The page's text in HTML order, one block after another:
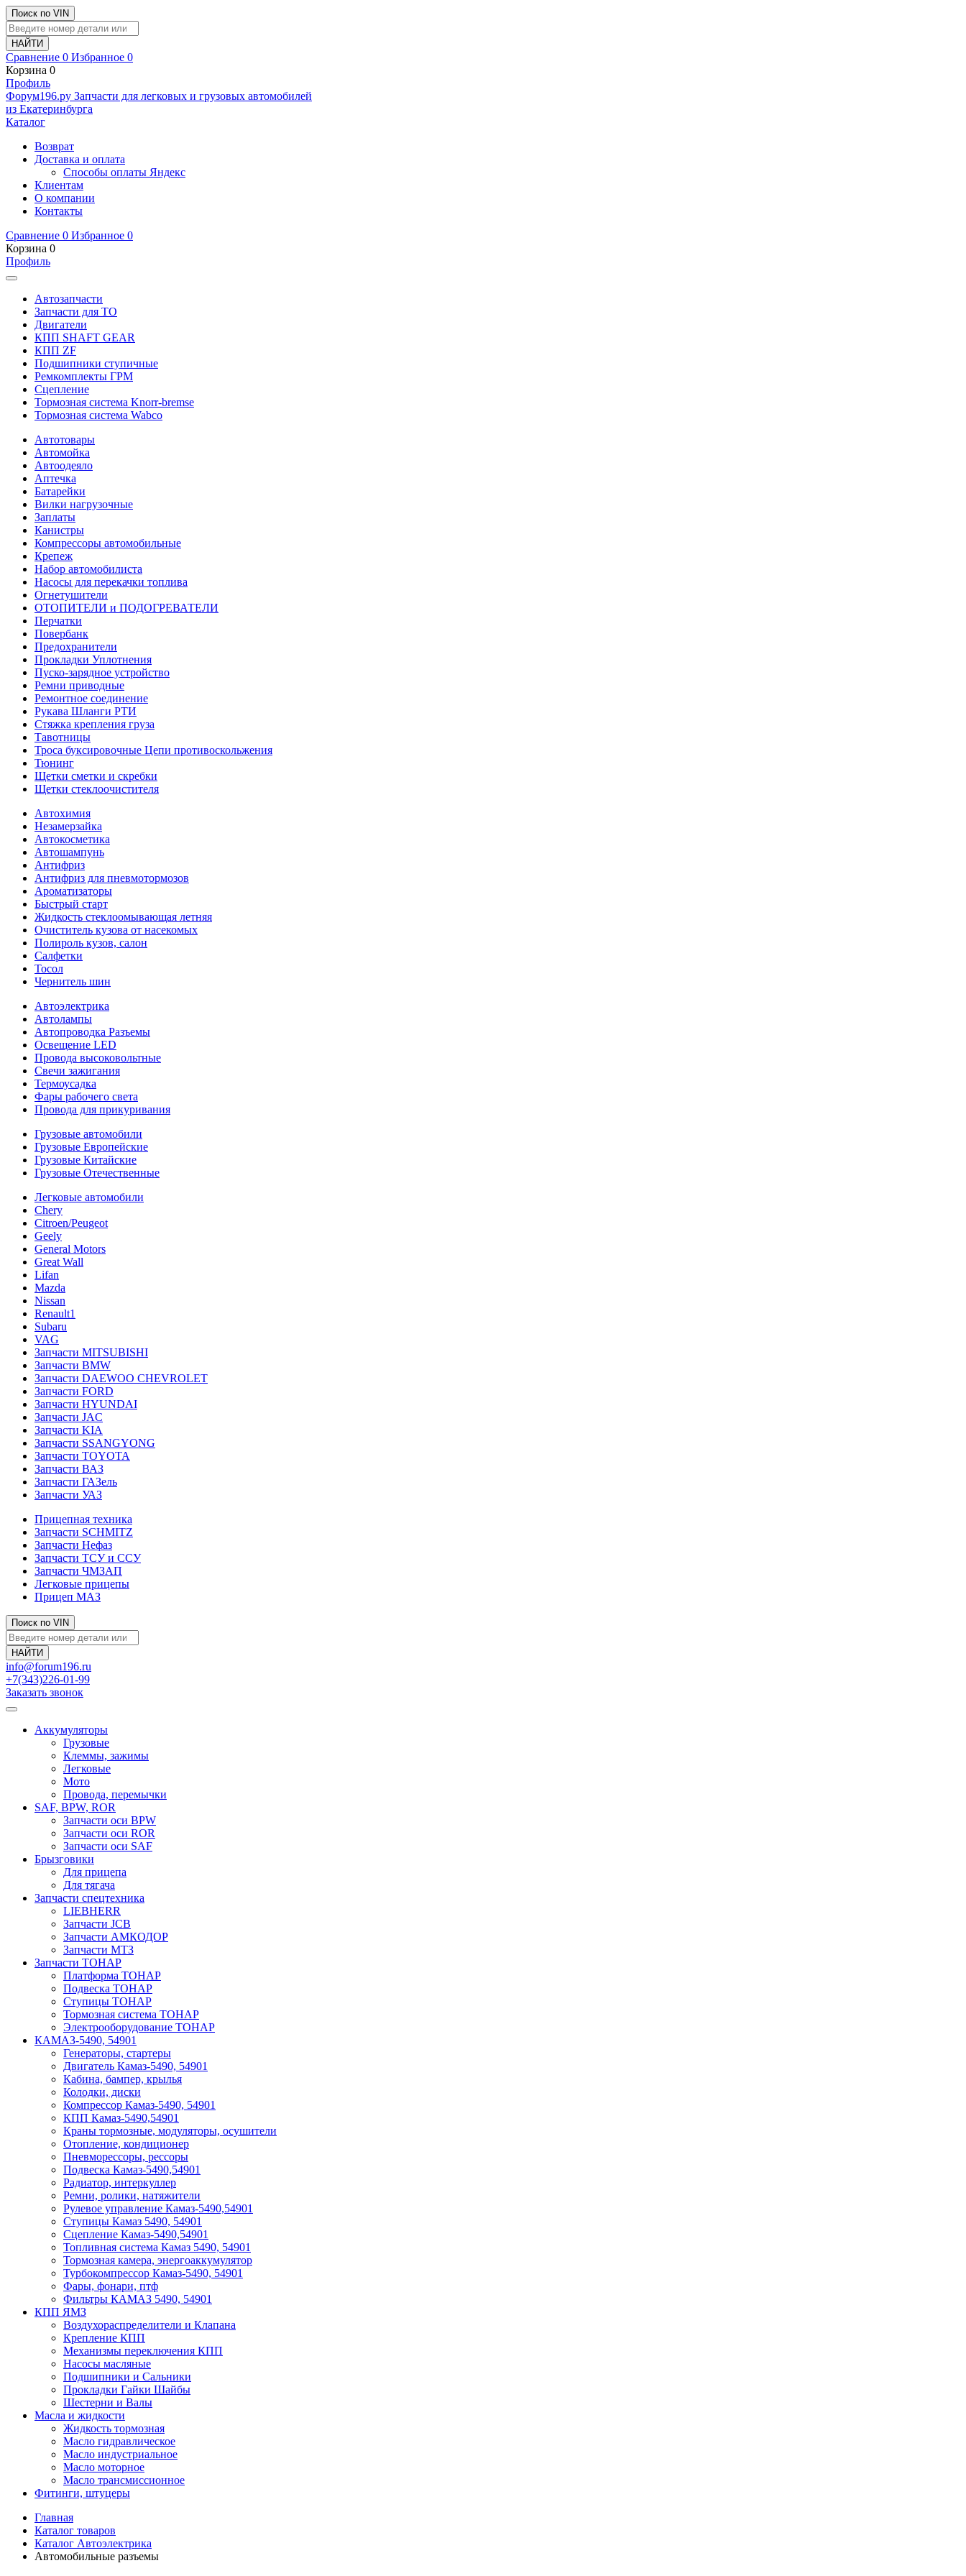
Поиск по VIN
Сравнение 0 Избранное 0
Корзина 0
Профиль
Фoрум196.ру Запчасти для легковых и грузовых автомобилей
из Екатеринбурга
Каталог
Возврат
Доставка и оплата
Способы оплаты Яндекс
Клиентам
О компании
Контакты
Сравнение 0 Избранное 0
Корзина 0
Профиль
Автозапчасти
Запчасти для ТО
Двигатели
КПП SHAFT GEAR
КПП ZF
Подшипники ступичные
Ремкомплекты ГРМ
Сцепление
Тормозная система Knorr-bremse
Тормозная система Wabco
Автотовары
Автомойка
Автоодеяло
Аптечка
Батарейки
Вилки нагрузочные
Заплаты
Канистры
Компрессоры автомобильные
Крепеж
Набор автомобилиста
Насосы для перекачки топлива
Огнетушители
ОТОПИТЕЛИ и ПОДОГРЕВАТЕЛИ
Перчатки
Повербанк
Предохранители
Прокладки Уплотнения
Пуско-зарядное устройство
Ремни приводные
Ремонтное соединение
Рукава Шланги РТИ
Стяжка крепления груза
Тавотницы
Троса буксировочные Цепи противоскольжения
Тюнинг
Щетки сметки и скребки
Щетки стеклоочистителя
Автохимия
Незамерзайка
Автокосметика
Автошампунь
Антифриз
Антифриз для пневмотормозов
Ароматизаторы
Быстрый старт
Жидкость стеклоомывающая летняя
Очиститель кузова от насекомых
Полироль кузов, салон
Салфетки
Тосол
Чернитель шин
Автоэлектрика
Автолампы
Автопроводка Разъемы
Освещение LED
Провода высоковольтные
Свечи зажигания
Термоусадка
Фары рабочего света
Провода для прикуривания
Грузовые автомобили
Грузовые Европейские
Грузовые Китайские
Грузовые Отечественные
Легковые автомобили
Chery
Citroen/Peugeot
Geely
General Motors
Great Wall
Lifan
Mazda
Nissan
Renault1
Subaru
VAG
Запчасти MITSUBISHI
Запчасти BMW
Запчасти DAEWOO CHEVROLET
Запчасти FORD
Запчасти HYUNDAI
Запчасти JAC
Запчасти KIA
Запчасти SSANGYONG
Запчасти TOYOTA
Запчасти ВАЗ
Запчасти ГАЗель
Запчасти УАЗ
Прицепная техника
Запчасти SCHMITZ
Запчасти Нефаз
Запчасти ТСУ и ССУ
Запчасти ЧМЗАП
Легковые прицепы
Прицеп МАЗ
Поиск по VIN
info@forum196.ru
+7(343)226-01-99
Заказать звонок
Аккумуляторы
Грузовые
Клеммы, зажимы
Легковые
Мото
Провода, перемычки
SAF, BPW, ROR
Запчасти оси BPW
Запчасти оси ROR
Запчасти оси SAF
Брызговики
Для прицепа
Для тягача
Запчасти спецтехника
LIEBHERR
Запчасти JCB
Запчасти АМКОДОР
Запчасти МТЗ
Запчасти ТОНАР
Платформа ТОНАР
Подвеска ТОНАР
Ступицы ТОНАР
Тормозная система ТОНАР
Электрооборудование ТОНАР
КАМАЗ-5490, 54901
Генераторы, стартеры
Двигатель Камаз-5490, 54901
Кабина, бампер, крылья
Колодки, диски
Компрессор Камаз-5490, 54901
КПП Камаз-5490,54901
Краны тормозные, модуляторы, осушители
Отопление, кондиционер
Пневморессоры, рессоры
Подвеска Камаз-5490,54901
Радиатор, интеркуллер
Ремни, ролики, натяжители
Рулевое управление Камаз-5490,54901
Ступицы Камаз 5490, 54901
Сцепление Камаз-5490,54901
Топливная система Камаз 5490, 54901
Тормозная камера, энергоаккумулятор
Турбокомпрессор Камаз-5490, 54901
Фары, фонари, птф
Фильтры КАМАЗ 5490, 54901
КПП ЯМЗ
Воздухораспределители и Клапана
Крепление КПП
Механизмы переключения КПП
Насосы масляные
Подшипники и Сальники
Прокладки Гайки Шайбы
Шестерни и Валы
Масла и жидкости
Жидкость тормозная
Масло гидравлическое
Масло индустриальное
Масло моторное
Масло трансмиссионное
Фитинги, штуцеры
Главная
Каталог товаров
Каталог Автоэлектрика
Автомобильные разъемы